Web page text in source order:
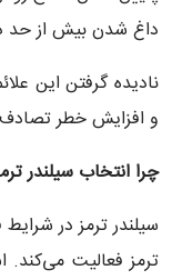
داغ شدن بیش از حد
نادیده گرفتن این
و افزایش خطر
چرا انتخاب سیلندر
سیلندر ترمز در
ترمز فعالیت می‌کند.